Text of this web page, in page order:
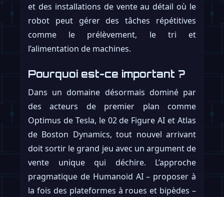
et des installations de vente au détail où le
robot peut gérer des tâches répétitives
comme le prélèvement, le tri et
l’alimentation de machines.
Pourquoi est-ce important ?
Dans un domaine désormais dominé par
des acteurs de premier plan comme
Optimus de Tesla, le 02 de Figure AI et Atlas
de Boston Dynamics, tout nouvel arrivant
doit sortir le grand jeu avec un argument de
vente unique qui déchire. L’approche
pragmatique de Humanoid AI – proposer à
la fois des plateformes à roues et bipèdes –